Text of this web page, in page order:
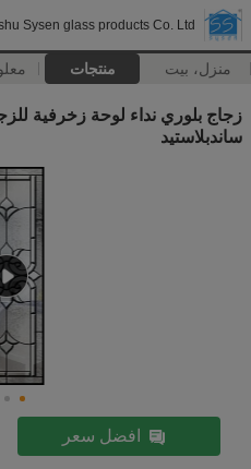
Sysen glass products Co. Ltd.
منزل، بيت منتجات
زجاج بلوري نداء لوحة زخرفية
ساندبلاستيد
افضل سعر